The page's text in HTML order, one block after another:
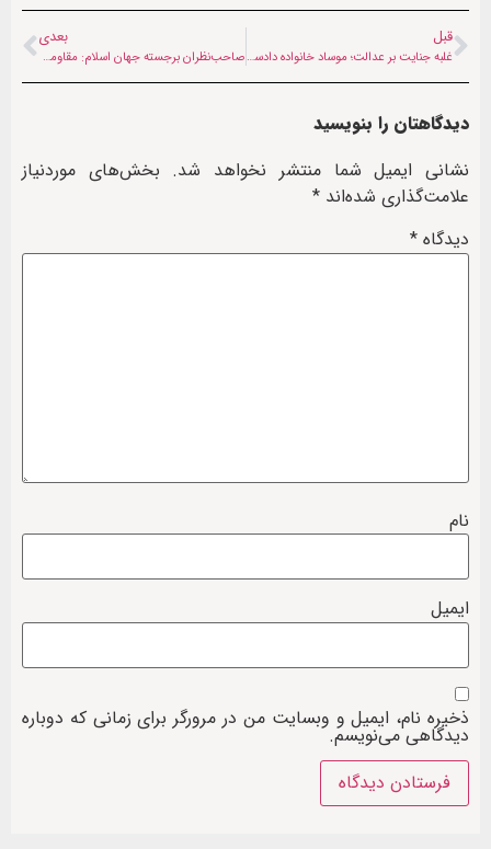
قبل
غلبه جنایت بر عدالت؛ موساد خانواده دادستان سابق دادگاه لاهه را تهدید کرد
بعدی
صاحب‌نظران برجسته جهان اسلام: مقاومت مردم ایران توطئه‌های غرب را ناکام گذاشت
دیدگاهتان را بنویسید
نشانی ایمیل شما منتشر نخواهد شد. بخش‌های موردنیاز
علامت‌گذاری شده‌اند *
دیدگاه *
نام
ایمیل
ذخیره نام، ایمیل و وبسایت من در مرورگر برای زمانی که دوباره
دیدگاهی می‌نویسم.